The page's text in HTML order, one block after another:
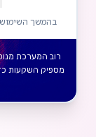
בהמשך
רוב המערכת
מספיק השקעות